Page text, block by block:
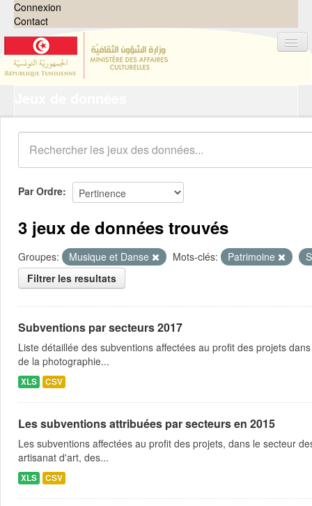
Connexion
Contact
Organisations
Groupes
Demandes 0
À propos
Par Ordre
3 jeux de données trouvés
Groupes: Musique et Danse Mots-clés: Patrimoine
Filtrer les resultats
Subventions par secteurs 2017
Liste détaillée des subventions affectées au profit des projets
de la photographie...
XLS CSV
Les subventions attribuées par secteurs en 2015
Les subventions affectées au profit des projets, dans le secteur
artisanat d'art, des...
XLS CSV